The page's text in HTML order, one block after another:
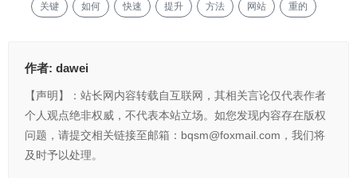
关键 如何 快速 提升 方法 网站 重的
作者: dawei
【声明】：站长网内容转载自互联网，其相关言论仅代表作者
个人观点绝非权威，不代表本站立场。如您发现内容存在版权
问题，请提交相关链接至邮箱：bqsm@foxmail.com，我们将
及时予以处理。